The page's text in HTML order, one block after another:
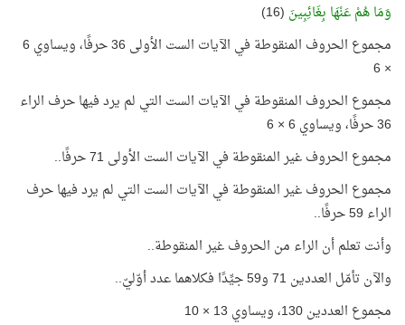
وَمَا هُمْ عَنْهَا بِغَائِبِينَ (16)
مجموع الحروف المنقوطة في الآيات الست الأولى 36 حرفًا، ويساوي 6
× 6
مجموع الحروف المنقوطة في الآيات الست التي لم يرد فيها حرف الراء
36 حرفًا، ويساوي 6 × 6
مجموع الحروف غير المنقوطة في الآيات الست الأولى 71 حرفًا..
مجموع الحروف غير المنقوطة في الآيات الست التي لم يرد فيها حرف
الراء 59 حرفًا..
وأنت تعلم أن الراء من الحروف غير المنقوطة..
والآن تأمّل العددين 71 و59 جيِّدًا فكلاهما عدد أوّليّ..
مجموع العددين 130، ويساوي 13 × 10